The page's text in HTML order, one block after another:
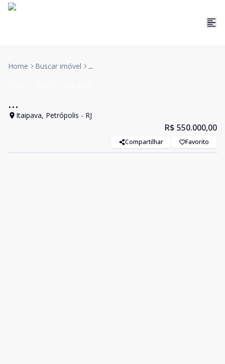
Home Buscar imóvel ...
...
Itaipava, Petrópolis - RJ
R$ 550.000,00
Compartilhar Favorito